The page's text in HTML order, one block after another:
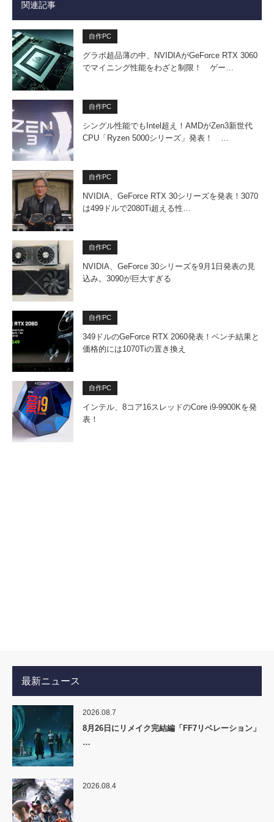
関連記事
自作PC
グラボ超品薄の中、NVIDIAがGeForce RTX 3060
でマイニング性能をわざと制限！ ゲー…
自作PC
シングル性能でもIntel超え！AMDがZen3新世代
CPU「Ryzen 5000シリーズ」発表！ …
自作PC
NVIDIA、GeForce RTX 30シリーズを発表！3070
は499ドルで2080Ti超える性…
自作PC
NVIDIA、GeForce 30シリーズを9月1日発表の見
込み。3090が巨大すぎる
自作PC
349ドルのGeForce RTX 2060発表！ベンチ結果と
価格的には1070Tiの置き換え
自作PC
インテル、8コア16スレッドのCore i9-9900Kを発
表！
最新ニュース
2026.08.7
8月26日にリメイク完結編「FF7リベレーション」
…
2026.08.4